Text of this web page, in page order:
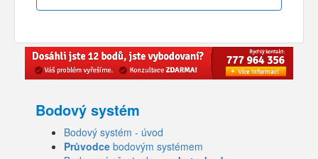
Bodový systém
Bodový systém - úvod
Průvodce bodovým systémem